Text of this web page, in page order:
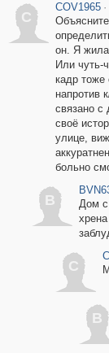
C
COV1965 ·
он. Я
Или чуть-
кадр тоже
напротив
связано с
своё
улице,
больно
B
Дом с
C
B